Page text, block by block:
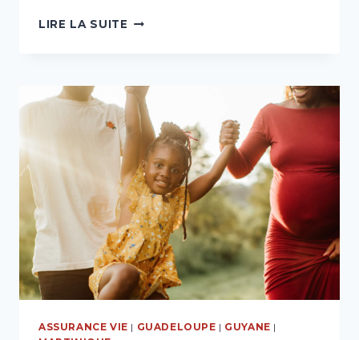
LIRE LA SUITE GFA
LA
SANTÉ
DE
SES
COLLABORATRICES
ASSURANCE VIE | GUADELOUPE | GUYANE |